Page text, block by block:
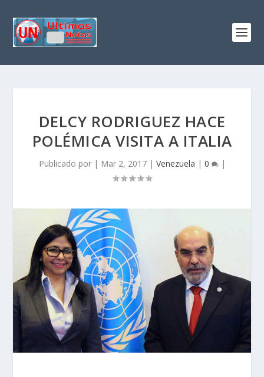
DELCY RODRIGUEZ HACE
POLÉMICA VISITA A ITALIA
Publicado por | Mar 2, 2017| Venezuela | 0 |